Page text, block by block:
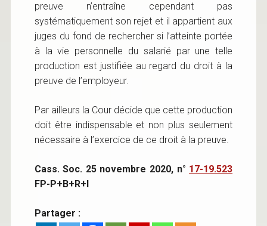
preuve n’entraîne cependant pas
systématiquement son rejet et il appartient aux
juges du fond de rechercher si l’atteinte portée
à la vie personnelle du salarié par une telle
production est justifiée au regard du droit à la
preuve de l’employeur.
Par ailleurs la Cour décide que cette production
doit être indispensable et non plus seulement
nécessaire à l’exercice de ce droit à la preuve.
Cass. Soc. 25 novembre 2020, n° 17-19.523
FP-P+B+R+I
Partager :